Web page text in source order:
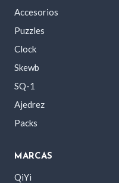
Accesorios
Puzzles
Clock
Skewb
SQ-1
Ajedrez
Packs
MARCAS
QiYi